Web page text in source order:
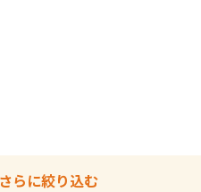
さらに絞り込む